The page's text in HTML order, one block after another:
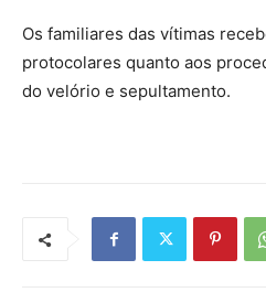
Os familiares das vítimas
protocolares quanto aos
do velório e sepultamento.